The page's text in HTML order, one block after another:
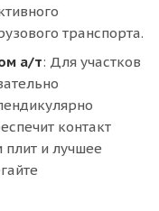
транспорта.
а/т: Для участков
контакт
плит и лучшее